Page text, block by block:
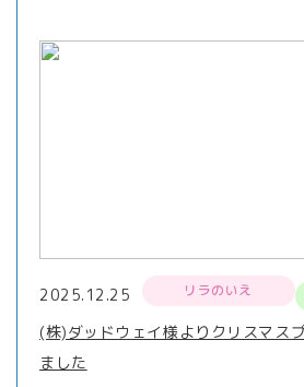
2025.12.25 リラのいえ
(株)ダッドウェイ様よりクリスマス
ました